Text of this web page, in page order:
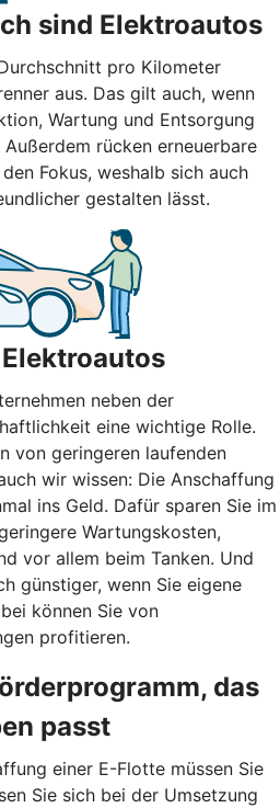
sind Elektroautos
pro Kilometer
aus. Das gilt auch, wenn
Wartung und Entsorgung
rücken erneuerbare
Fokus, weshalb sich auch
gestalten lässt.
neben der
eine wichtige Rolle.
von geringeren laufenden
wir wissen: Die Anschaffung
ins Geld. Dafür sparen Sie im
Wartungskosten,
vor allem beim Tanken. Und
günstiger, wenn Sie eigene
können Sie von
profitieren.
das
passt
einer E-Flotte müssen Sie
Sie sich bei der Umsetzung